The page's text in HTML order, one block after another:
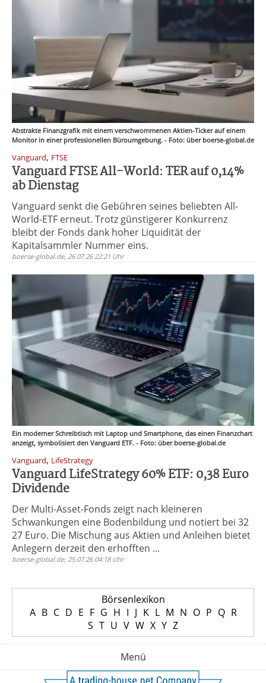
Abstrakte Finanzgrafik mit einem verschwommenen Aktien-Ticker auf einem
Monitor in einer professionellen Büroumgebung. - Foto: über boerse-global.de
Vanguard, FTSE
Vanguard FTSE All-World: TER auf 0,14%
ab Dienstag
Vanguard senkt die Gebühren seines beliebten All-
World-ETF erneut. Trotz günstigerer Konkurrenz
bleibt der Fonds dank hoher Liquidität der
Kapitalsammler Nummer eins.
boerse-global.de, 26.07.26 22:21 Uhr
Ein moderner Schreibtisch mit Laptop und Smartphone, das einen Finanzchart
anzeigt, symbolisiert den Vanguard ETF. - Foto: über boerse-global.de
Vanguard, LifeStrategy
Vanguard LifeStrategy 60% ETF: 0,38 Euro
Dividende
Der Multi-Asset-Fonds zeigt nach kleineren
Schwankungen eine Bodenbildung und notiert bei 32
27 Euro. Die Mischung aus Aktien und Anleihen bietet
Anlegern derzeit den erhofften ...
boerse-global.de, 25.07.26 04:18 Uhr
Börsenlexikon
A B C D E F G H I J K L M N O P Q R
S T U V W X Y Z
Menü